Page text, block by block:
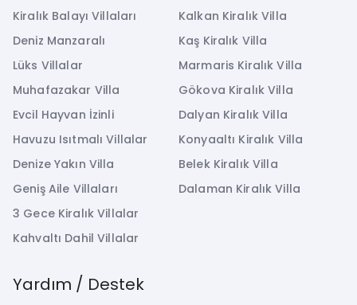
Kiralık Balayı Villaları
Deniz Manzaralı
Lüks Villalar
Muhafazakar Villa
Evcil Hayvan İzinli
Havuzu Isıtmalı Villalar
Denize Yakın Villa
Geniş Aile Villaları
3 Gece Kiralık Villalar
Kahvaltı Dahil Villalar
Kalkan Kiralık Villa
Kaş Kiralık Villa
Marmaris Kiralık Villa
Gökova Kiralık Villa
Dalyan Kiralık Villa
Konyaaltı Kiralık Villa
Belek Kiralık Villa
Dalaman Kiralık Villa
Yardım / Destek